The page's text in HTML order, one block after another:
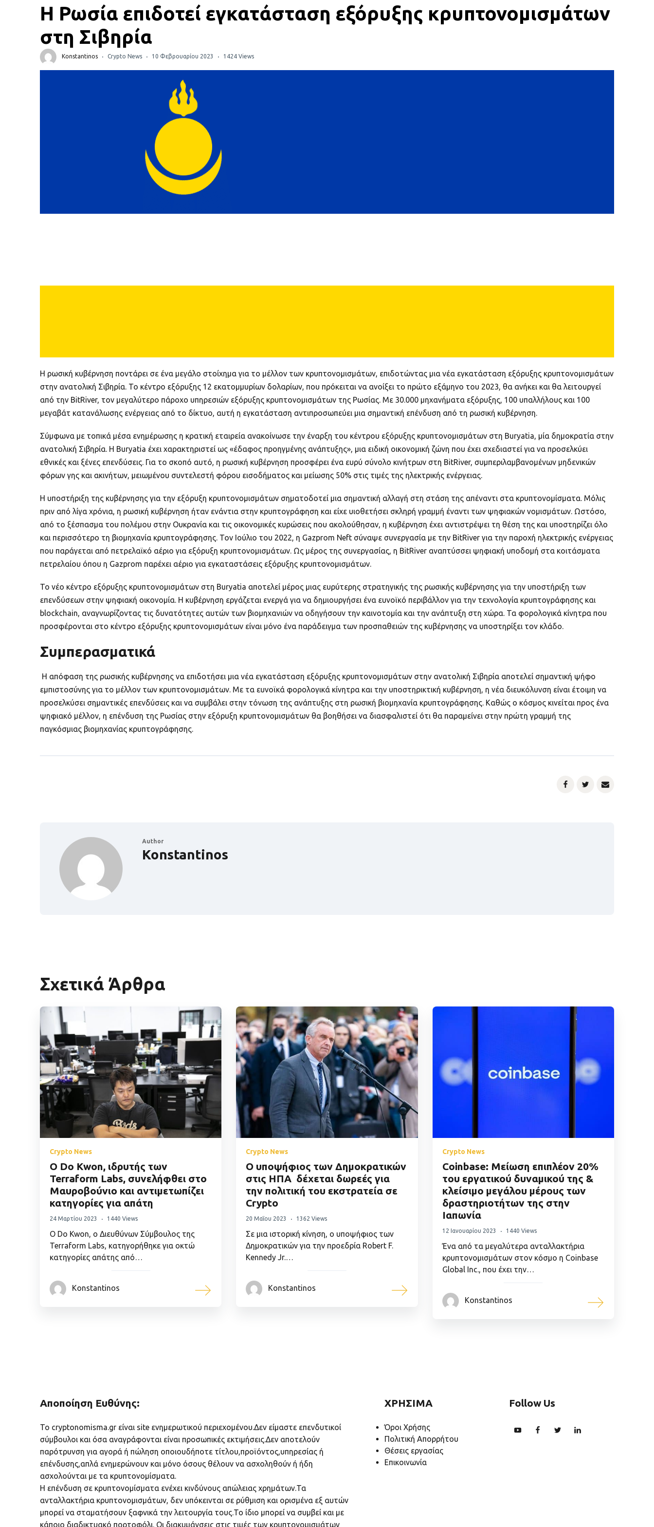
Η Ρωσία επιδοτεί εγκατάσταση εξόρυξης κρυπτονομισμάτων
στη Σιβηρία
Konstantinos Crypto News 10 Φεβρουαρίου 2023 1424 Views
Η ρωσική κυβέρνηση ποντάρει σε ένα μεγάλο στοίχημα για το μέλλον των κρυπτονομισμάτων, επιδοτώντας μια νέα εγκατάσταση εξόρυξης κρυπτονομισμάτων
στην ανατολική Σιβηρία. Το κέντρο εξόρυξης 12 εκατομμυρίων δολαρίων, που πρόκειται να ανοίξει το πρώτο εξάμηνο του 2023, θα ανήκει και θα λειτουργεί
από την BitRiver, τον μεγαλύτερο πάροχο υπηρεσιών εξόρυξης κρυπτονομισμάτων της Ρωσίας. Με 30.000 μηχανήματα εξόρυξης, 100 υπαλλήλους και 100
μεγαβάτ κατανάλωσης ενέργειας από το δίκτυο, αυτή η εγκατάσταση αντιπροσωπεύει μια σημαντική επένδυση από τη ρωσική κυβέρνηση.
Σύμφωνα με τοπικά μέσα ενημέρωσης η κρατική εταιρεία ανακοίνωσε την έναρξη του κέντρου εξόρυξης κρυπτονομισμάτων στη Buryatia, μία δημοκρατία στην
ανατολική Σιβηρία. Η Buryatia έχει χαρακτηριστεί ως «έδαφος προηγμένης ανάπτυξης», μια ειδική οικονομική ζώνη που έχει σχεδιαστεί για να προσελκύει
εθνικές και ξένες επενδύσεις. Για το σκοπό αυτό, η ρωσική κυβέρνηση προσφέρει ένα ευρύ σύνολο κινήτρων στη BitRiver, συμπεριλαμβανομένων μηδενικών
φόρων γης και ακινήτων, μειωμένου συντελεστή φόρου εισοδήματος και μείωσης 50% στις τιμές της ηλεκτρικής ενέργειας.
Η υποστήριξη της κυβέρνησης για την εξόρυξη κρυπτονομισμάτων σηματοδοτεί μια σημαντική αλλαγή στη στάση της απέναντι στα κρυπτονομίσματα. Μόλις
πριν από λίγα χρόνια, η ρωσική κυβέρνηση ήταν ενάντια στην κρυπτογράφηση και είχε υιοθετήσει σκληρή γραμμή έναντι των ψηφιακών νομισμάτων. Ωστόσο,
από το ξέσπασμα του πολέμου στην Ουκρανία και τις οικονομικές κυρώσεις που ακολούθησαν, η κυβέρνηση έχει αντιστρέψει τη θέση της και υποστηρίζει όλο
και περισσότερο τη βιομηχανία κρυπτογράφησης. Τον Ιούλιο του 2022, η Gazprom Neft σύναψε συνεργασία με την BitRiver για την παροχή ηλεκτρικής ενέργειας
που παράγεται από πετρελαϊκό αέριο για εξόρυξη κρυπτονομισμάτων. Ως μέρος της συνεργασίας, η BitRiver αναπτύσσει ψηφιακή υποδομή στα κοιτάσματα
πετρελαίου όπου η Gazprom παρέχει αέριο για εγκαταστάσεις εξόρυξης κρυπτονομισμάτων.
Το νέο κέντρο εξόρυξης κρυπτονομισμάτων στη Buryatia αποτελεί μέρος μιας ευρύτερης στρατηγικής της ρωσικής κυβέρνησης για την υποστήριξη των
επενδύσεων στην ψηφιακή οικονομία. Η κυβέρνηση εργάζεται ενεργά για να δημιουργήσει ένα ευνοϊκό περιβάλλον για την τεχνολογία κρυπτογράφησης και
blockchain, αναγνωρίζοντας τις δυνατότητες αυτών των βιομηχανιών να οδηγήσουν την καινοτομία και την ανάπτυξη στη χώρα. Τα φορολογικά κίνητρα που
προσφέρονται στο κέντρο εξόρυξης κρυπτονομισμάτων είναι μόνο ένα παράδειγμα των προσπαθειών της κυβέρνησης να υποστηρίξει τον κλάδο.
Συμπερασματικά
Η απόφαση της ρωσικής κυβέρνησης να επιδοτήσει μια νέα εγκατάσταση εξόρυξης κρυπτονομισμάτων στην ανατολική Σιβηρία αποτελεί σημαντική ψήφο
εμπιστοσύνης για το μέλλον των κρυπτονομισμάτων. Με τα ευνοϊκά φορολογικά κίνητρα και την υποστηρικτική κυβέρνηση, η νέα διευκόλυνση είναι έτοιμη να
προσελκύσει σημαντικές επενδύσεις και να συμβάλει στην τόνωση της ανάπτυξης στη ρωσική βιομηχανία κρυπτογράφησης. Καθώς ο κόσμος κινείται προς ένα
ψηφιακό μέλλον, η επένδυση της Ρωσίας στην εξόρυξη κρυπτονομισμάτων θα βοηθήσει να διασφαλιστεί ότι θα παραμείνει στην πρώτη γραμμή της
παγκόσμιας βιομηχανίας κρυπτογράφησης.
Author
Konstantinos
Σχετικά Άρθρα
Crypto News
Ο Do Kwon, ιδρυτής των
Terraform Labs, συνελήφθει στο
Μαυροβούνιο και αντιμετωπίζει
κατηγορίες για απάτη
24 Μαρτίου 2023 1440 Views
Ο Do Kwon, ο Διευθύνων Σύμβουλος της
Terraform Labs, κατηγορήθηκε για οκτώ
κατηγορίες απάτης από…
Konstantinos
Crypto News
Ο υποψήφιος των Δημοκρατικών
στις ΗΠΑ δέχεται δωρεές για
την πολιτική του εκστρατεία σε
Crypto
20 Μαΐου 2023 1362 Views
Σε μια ιστορική κίνηση, ο υποψήφιος των
Δημοκρατικών για την προεδρία Robert F.
Kennedy Jr.…
Konstantinos
Crypto News
Coinbase: Μείωση επιπλέον 20%
του εργατικού δυναμικού της &
κλείσιμο μεγάλου μέρους των
δραστηριοτήτων της στην
Ιαπωνία
12 Ιανουαρίου 2023 1440 Views
Ένα από τα μεγαλύτερα ανταλλακτήρια
κρυπτονομισμάτων στον κόσμο η Coinbase
Global Inc., που έχει την…
Konstantinos
Αποποίηση Ευθύνης:
Το cryptonomisma.gr είναι site ενημερωτικού περιεχομένου.Δεν είμαστε επενδυτικοί
σύμβουλοι και όσα αναγράφονται είναι προσωπικές εκτιμήσεις.Δεν αποτελούν
παρότρυνση για αγορά ή πώληση οποιουδήποτε τίτλου,προϊόντος,υπηρεσίας ή
επένδυσης,απλά ενημερώνουν και μόνο όσους θέλουν να ασχοληθούν ή ήδη
ασχολούνται με τα κρυπτονομίσματα.
Η επένδυση σε κρυπτονομίσματα ενέχει κινδύνους απώλειας χρημάτων.Τα
ανταλλακτήρια κρυπτονομισμάτων, δεν υπόκεινται σε ρύθμιση και ορισμένα εξ αυτών
μπορεί να σταματήσουν ξαφνικά την λειτουργία τους.Το ίδιο μπορεί να συμβεί και με
κάποιο διαδικτυακό πορτοφόλι. Οι διακυμάνσεις στις τιμές των κρυπτονομισμάτων
ΧΡΗΣΙΜΑ
Όροι Χρήσης
Πολιτική Απορρήτου
Θέσεις εργασίας
Επικοινωνία
Follow Us
Πορτοφόλια Κρυπτονομισμάτων
Metamask τι είναι και πως λειτουργεί αυτό το
πορτοφόλι;
Τι είναι τα NFTs